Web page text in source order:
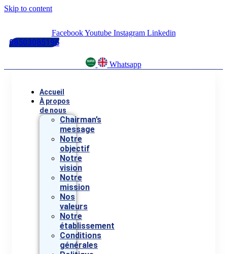
Skip to content
Facebook Youtube Instagram Linkedin
08503085196
Whatsapp
Accueil
À propos
de nous
Chairman’s
message
Notre
objectif
Notre
vision
Notre
mission
Nos
valeurs
Notre
établissement
Conditions
générales